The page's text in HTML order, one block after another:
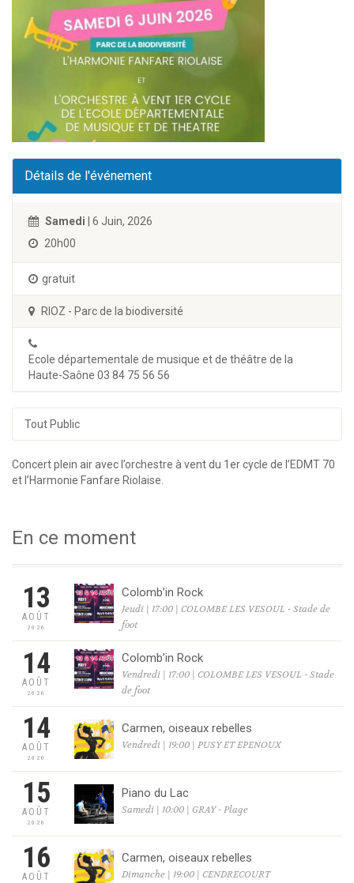
Détails de l'événement
Samedi | 6 Juin, 2026
20h00
gratuit
RIOZ - Parc de la biodiversité
Ecole départementale de musique et de théâtre de la
Haute-Saône 03 84 75 56 56
Tout Public
Concert plein air avec l’orchestre à vent du 1er cycle de l’EDMT 70
et l’Harmonie Fanfare Riolaise.
En ce moment
13
AOÛT
2026
Colomb’in Rock
Jeudi | 17:00 | COLOMBE LES VESOUL - Stade de
foot
14
AOÛT
2026
Colomb’in Rock
Vendredi | 17:00 | COLOMBE LES VESOUL - Stade
de foot
14
AOÛT
2026
Carmen, oiseaux rebelles
Vendredi | 19:00 | PUSY ET EPENOUX
15
AOÛT
2026
Piano du Lac
Samedi | 10:00 | GRAY - Plage
16
AOÛT
Carmen, oiseaux rebelles
Dimanche | 19:00 | CENDRECOURT